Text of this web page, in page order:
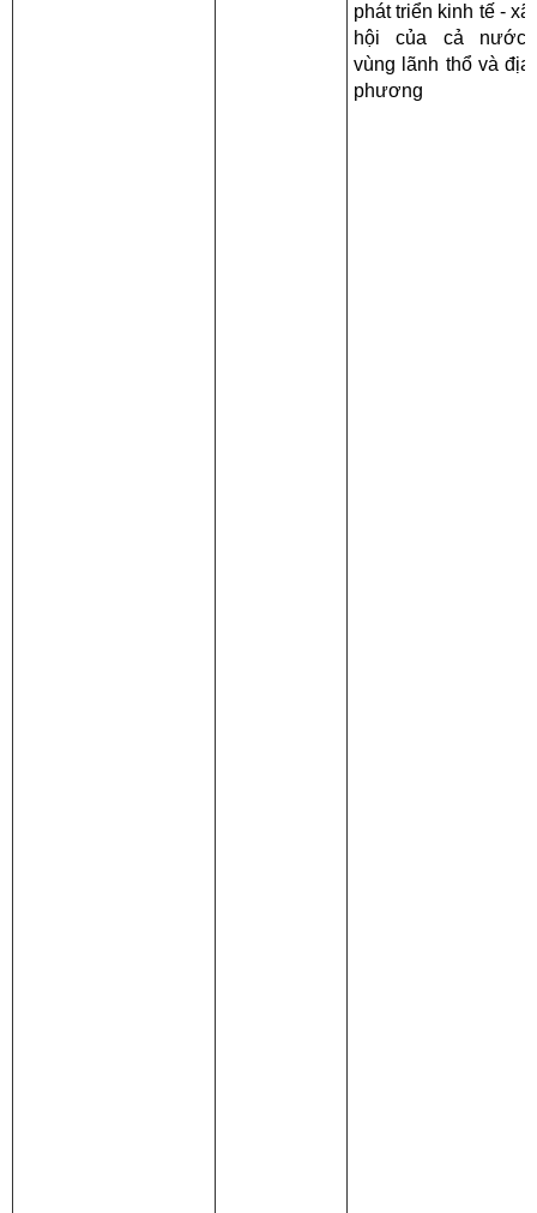
phát triển kinh tế - xã
hội của cả nước,
vùng lãnh thổ và địa
phương